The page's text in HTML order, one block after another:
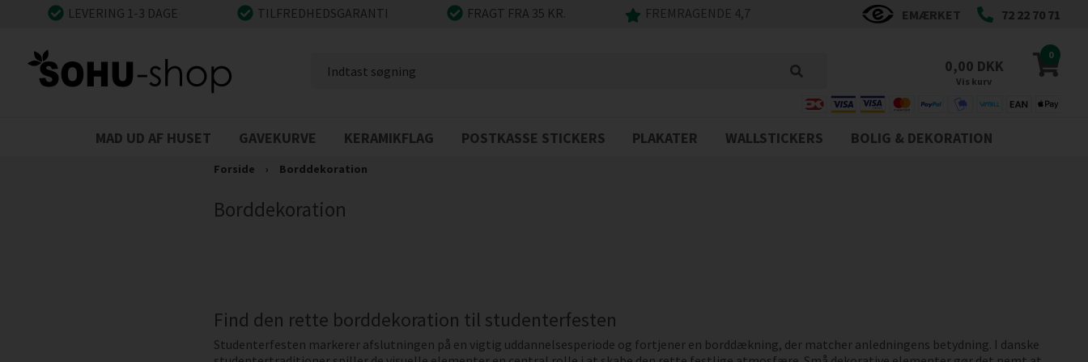
LEVERING 1-3 DAGE TILFREDHEDSGARANTI FRAGT FRA 35 KR. FREMRAGENDE 4,7 EMÆRKET 72 22 70 71
0
0,00 DKK
Vis kurv
MAD UD AF HUSET GAVEKURVE KERAMIKFLAG POSTKASSE STICKERS PLAKATER WALLSTICKERS BOLIG & DEKORATION
Forside › Borddekoration
Borddekoration
Find den rette borddekoration til studenterfesten
Studenterfesten markerer afslutningen på en vigtig uddannelsesperiode og fortjener en borddækning, der matcher anledningens betydning. I danske